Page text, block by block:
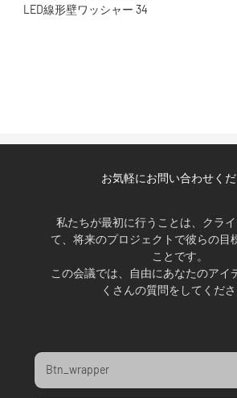
お気軽にお問い合わせく
私たちが最初に行うことは、クラ
て、将来のプロジェクトで彼らの目
ことです。
この会議では、自由にあなたのアイ
くさんの質問をしてくださ
Btn_wrapper